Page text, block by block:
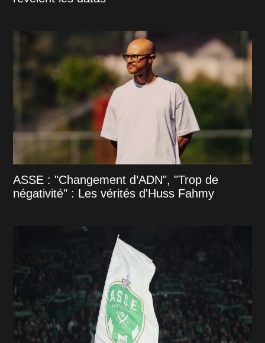
ASSE : "Changement d’ADN", "Trop de
négativité" : Les vérités d'Huss Fahmy